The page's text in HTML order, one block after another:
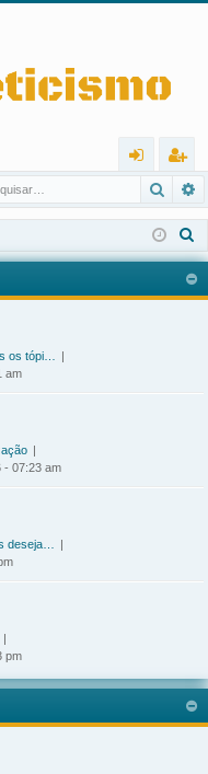
ra
r
eg
ist
ra
e
s
os tópi…
am
- 07:23 am
deseja…
pm